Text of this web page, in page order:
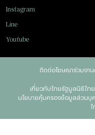
Instagram
Line
Youtube
ติดต่อโฆษณาร่วมงาน
เกี่ยวกับไทยรัฐมูลนิธิไท
นโยบายคุ้มครองข้อมูลส่วนบุ